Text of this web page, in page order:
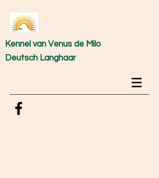
Kennel van Venus de Milo
Deutsch Langhaar